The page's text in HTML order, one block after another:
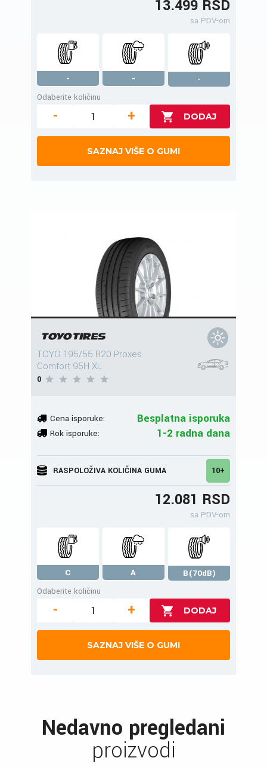
13.499 RSD
sa PDV-om
- -
-
Odaberite količinu
- +
SAZNAJ VIŠE O GUMI
TOYO 195/55 R20 Proxes
Comfort 95H XL
0
Cena isporuke: Besplatna isporuka
Rok isporuke: 1-2 radna dana
RASPOLOŽIVA KOLIČINA GUMA 10+
12.081 RSD
sa PDV-om
C A
B(70dB)
Odaberite količinu
- +
SAZNAJ VIŠE O GUMI
Nedavno pregledani
proizvodi